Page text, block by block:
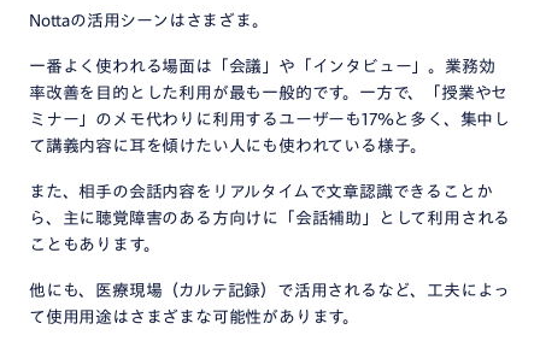
Nottaの活用シーンはさまざま。
一番よく使われる場面は「会議」や「インタビュー」。業務効
率改善を目的とした利用が最も一般的です。一方で、「授業やセ
ミナー」のメモ代わりに利用するユーザーも17％と多く、集中し
て講義内容に耳を傾けたい人にも使われている様子。
また、相手の会話内容をリアルタイムで文章認識できることか
ら、主に聴覚障害のある方向けに「会話補助」として利用される
こともあります。
他にも、医療現場（カルテ記録）で活用されるなど、工夫によっ
て使用用途はさまざまな可能性があります。